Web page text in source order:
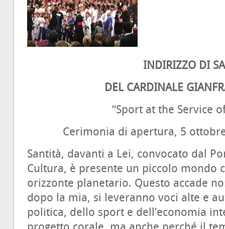
INDIRIZZO DI
DEL CARDINALE
“Sport at the Service
Cerimonia di apertura, 5
Santità, davanti a Lei, convocato dal
Cultura, è presente un piccolo mondo
orizzonte planetario. Questo accade
dopo la mia, si leveranno voci alte e
politica, dello sport e dell’economia